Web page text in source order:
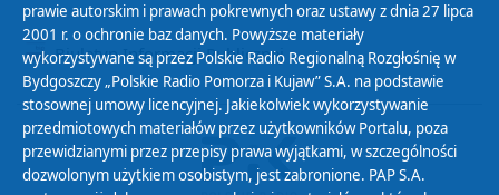
Biuletyn Informacji Publicznej
prawie autorskim i prawach pokrewnych oraz ustawy z dnia 27 lipca
2001 r. o ochronie baz danych. Powyższe materiały
wykorzystywane są przez Polskie Radio Regionalną Rozgłośnię w
Bydgoszczy „Polskie Radio Pomorza i Kujaw” S.A. na podstawie
stosownej umowy licencyjnej. Jakiekolwiek wykorzystywanie
przedmiotowych materiałów przez użytkowników Portalu, poza
przewidzianymi przez przepisy prawa wyjątkami, w szczególności
dozwolonym użytkiem osobistym, jest zabronione. PAP S.A.